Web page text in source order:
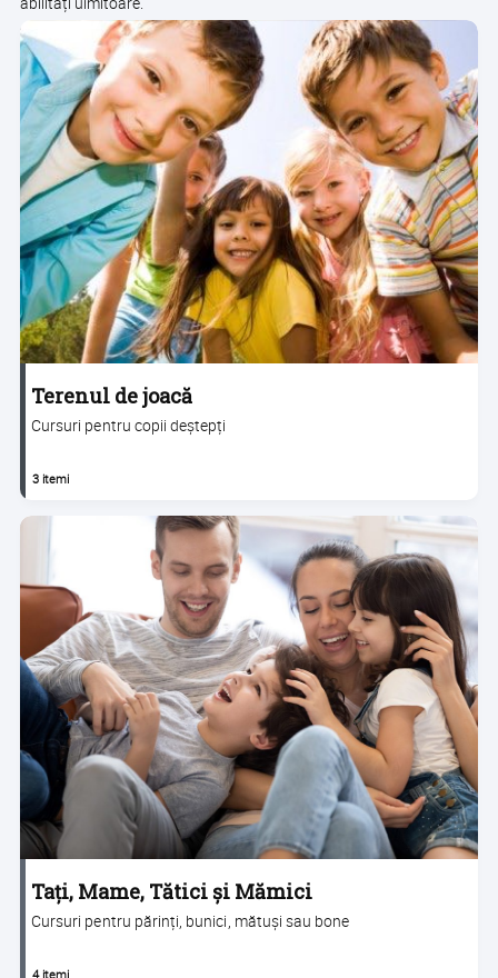
Terenul de joacă
Cursuri pentru copii deștepți
3 itemi
Tați, Mame, Tătici și Mămici
Cursuri pentru părinți, bunici, mătuși sau bone
4 itemi